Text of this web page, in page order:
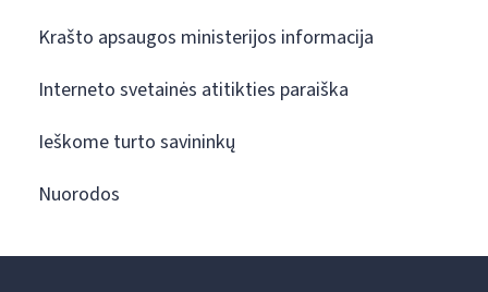
Krašto apsaugos ministerijos informacija
Interneto svetainės atitikties paraiška
Ieškome turto savininkų
Nuorodos